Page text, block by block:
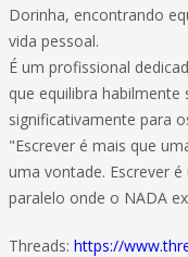
Dorinha, encontrando
vida pessoal.
É um profissional
que equilibra
significativamente para
"Escrever é mais que
uma vontade. Escrever
paralelo onde o NADA
Threads: https://